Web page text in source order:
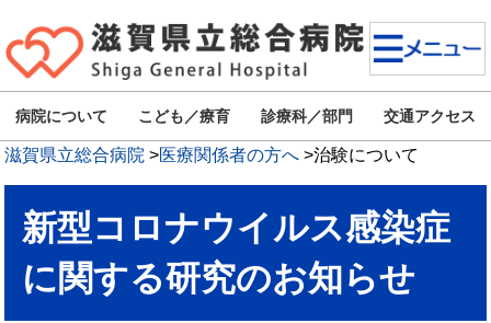
病院について こども／療育 診療科／部門 交通アクセス
滋賀県立総合病院 >医療関係者の方へ >治験について
新型コロナウイルス感染症
に関する研究のお知らせ